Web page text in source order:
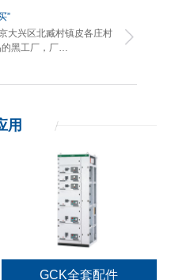
”
大兴区北臧村镇皮各庄村
的黑工厂，厂…
用
GCK全套配件